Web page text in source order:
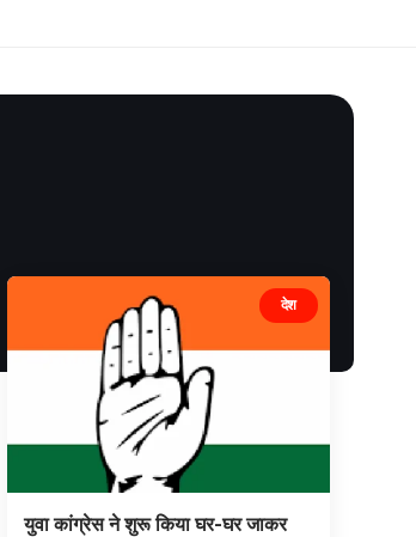
देश
युवा कांग्रेस ने शुरू किया घर-घर जाकर